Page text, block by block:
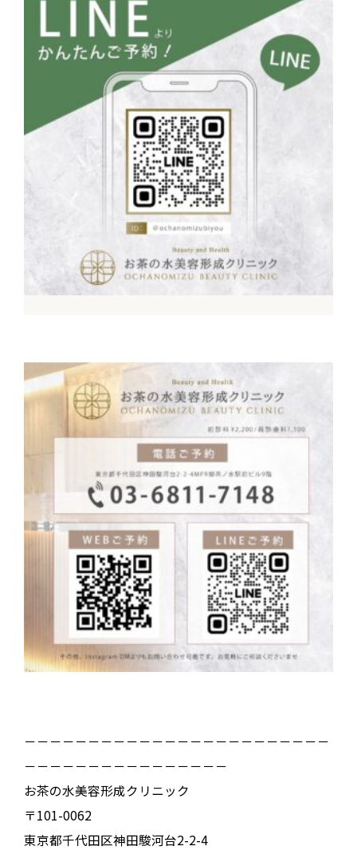
－－－－－－－－－－－－－－－－－－－－－－－－
－－－－－－－－－－－－－－－－
お茶の水美容形成クリニック
〒101-0062
東京都千代田区神田駿河台2-2-4